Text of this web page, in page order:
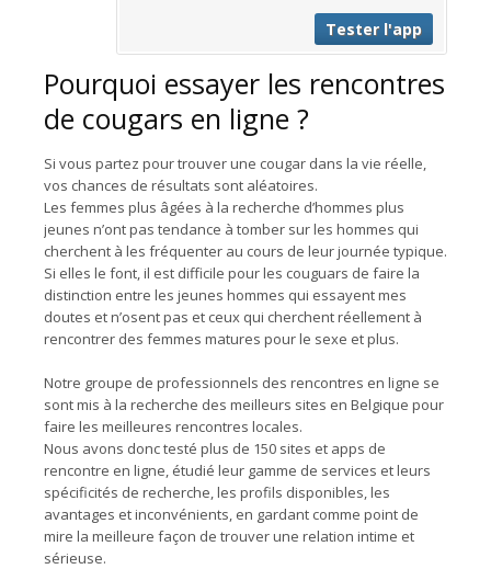
Tester l'app
Pourquoi essayer les rencontres
de cougars en ligne ?
Si vous partez pour trouver une cougar dans la vie réelle,
vos chances de résultats sont aléatoires.
Les femmes plus âgées à la recherche d’hommes plus
jeunes n’ont pas tendance à tomber sur les hommes qui
cherchent à les fréquenter au cours de leur journée typique.
Si elles le font, il est difficile pour les couguars de faire la
distinction entre les jeunes hommes qui essayent mes
doutes et n’osent pas et ceux qui cherchent réellement à
rencontrer des femmes matures pour le sexe et plus.
Notre groupe de professionnels des rencontres en ligne se
sont mis à la recherche des meilleurs sites en Belgique pour
faire les meilleures rencontres locales.
Nous avons donc testé plus de 150 sites et apps de
rencontre en ligne, étudié leur gamme de services et leurs
spécificités de recherche, les profils disponibles, les
avantages et inconvénients, en gardant comme point de
mire la meilleure façon de trouver une relation intime et
sérieuse.